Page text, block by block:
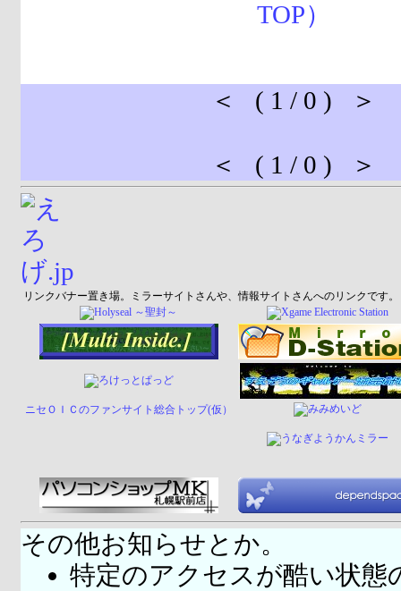
＜ ( 1 / 0 ) ＞
＜ ( 1 / 0 ) ＞
リンクバナー置き場。ミラーサイトさんや、情報サイトさんへのリンクです。
ニセＯＩＣのファンサイト総合トップ(仮）
その他お知らせとか。
特定のアクセスが酷い状態